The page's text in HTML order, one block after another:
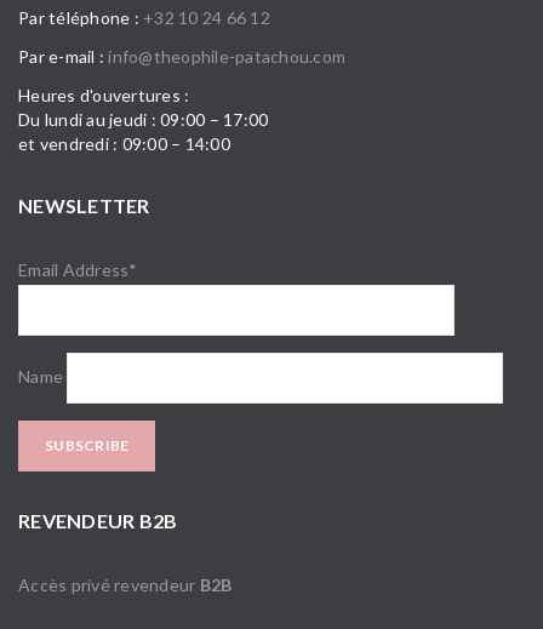
Par téléphone : +32 10 24 66 12
Par e-mail : info@theophile-patachou.com
Heures d'ouvertures :
Du lundi au jeudi : 09:00 – 17:00
et vendredi : 09:00 – 14:00
NEWSLETTER
Email Address*
Name
REVENDEUR B2B
Accès privé revendeur B2B